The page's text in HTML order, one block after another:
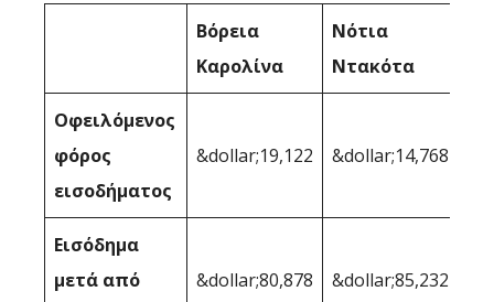
Βόρεια
Καρολίνα
Νότια
Ντακότα
Οφειλόμενος
φόρος
εισοδήματος
&dollar;19,122 &dollar;14,768
Εισόδημα
μετά από
&dollar;80,878 &dollar;85,232